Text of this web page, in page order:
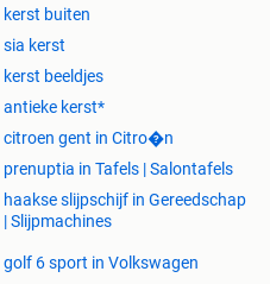
kerst buiten
sia kerst
kerst beeldjes
antieke kerst*
citroen gent in Citro�n
prenuptia in Tafels | Salontafels
haakse slijpschijf in Gereedschap
| Slijpmachines
golf 6 sport in Volkswagen